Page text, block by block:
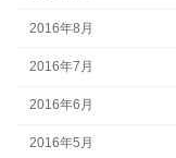
2016年8月
2016年7月
2016年6月
2016年5月